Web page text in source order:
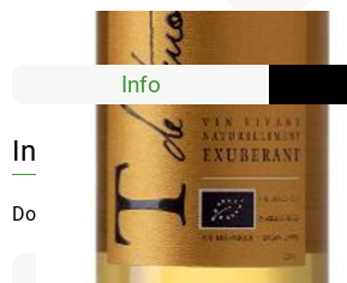
11,95 €
Info
Info
Domaine de la Rourede